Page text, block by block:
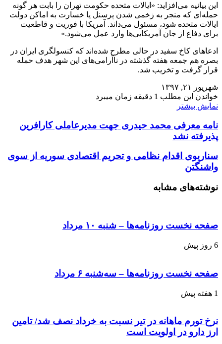
این بیانیه می‌افزاید: «ایالات متحده حکومت تهران را بابت هر گونه
حمله‌ای که منجر به زخمی شدن پرسنل یا خسارت به اماکن دولت
ایالات متحده شود، مسئول می‌داند. آمریکا با فوریت و قاطعیت
برای دفاع از جان آمریکایی‌ها وارد عمل می‌شود.»
ادعاهای کاخ سفید در حالی مطرح شده‌اند که کنسولگری ایران در
بصره هم جمعه هفته گذشته در ناآرامی‌های این شهر هدف حمله
قرار گرفت و تخریب شد.
شهریور ۲۱, ۱۳۹۷
خواندن این مطلب 1 دقیقه زمان میبرد
نمایش بیشتر
نامه معرفی محمد حیدری جهت مدیرعاملی کارافرین
پذیرفته نشد
سناریوی اقدام نظامی و تحریم اقتصادی سوریه از سوی
واشنگتن
نوشته‌های مشابه
صفحه نخست روزنامه‌ها – شنبه ۱۰ مرداد
6 روز پیش
صفحه نخست روزنامه‌ها – سه‌شنبه ۶ مرداد
1 هفته پیش
نرخ تورم ماهانه در تیر نسبت به خرداد نصف شد/ تامین
ارز دارو در اولویت است